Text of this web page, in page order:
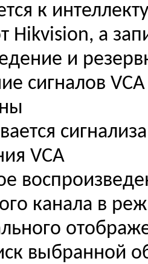
к
Hikvision, а
и
сигналов
VCA
канала в
выбранной